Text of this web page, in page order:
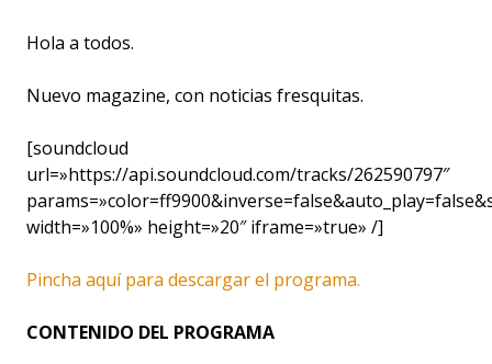
Hola a todos.
Nuevo magazine, con noticias fresquitas.
[soundcloud
url=»https://api.soundcloud.com/tracks/262590797″
width=»100%» height=»20″ iframe=»true» /]
Pincha aquí para descargar el programa.
CONTENIDO DEL PROGRAMA